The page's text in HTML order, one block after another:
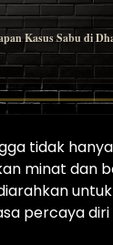
Kasus Sabu di
tidak
minat dan
percaya